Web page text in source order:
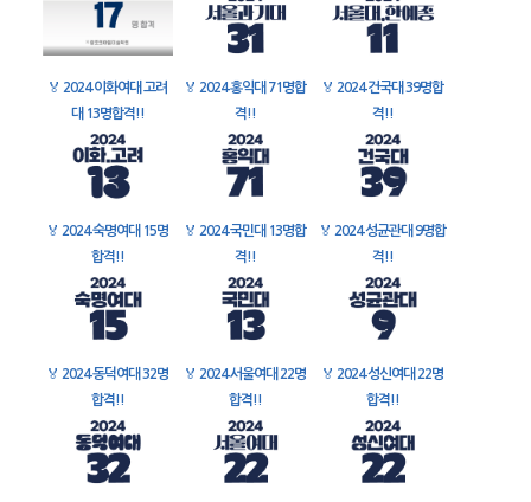
🏅 2024 이화여대 고려
대 13명합격!!
🏅 2024 홍익대 71명합
격!!
🏅 2024 건국대 39명합
격!!
🏅 2024 숙명여대 15명
합격!!
🏅 2024 국민대 13명합
격!!
🏅 2024 성균관대 9명합
격!!
🏅 2024 동덕여대 32명
합격!!
🏅 2024 서울여대 22명
합격!!
🏅 2024 성신여대 22명
합격!!